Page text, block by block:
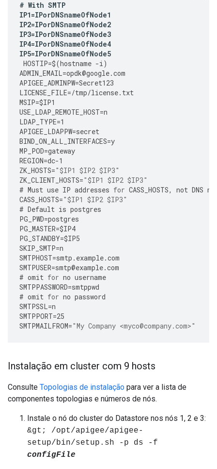
# With SMTP
IP1=IPorDNSnameOfNode1
IP2=IPorDNSnameOfNode2
IP3=IPorDNSnameOfNode3
IP4=IPorDNSnameOfNode4
IP5=IPorDNSnameOfNode5
HOSTIP=$(hostname -i)
ADMIN_EMAIL=opdk@google.com
APIGEE_ADMINPW=Secret123
LICENSE_FILE=/tmp/license.txt
MSIP=$IP1
USE_LDAP_REMOTE_HOST=n
LDAP_TYPE=1
APIGEE_LDAPPW=secret
BIND_ON_ALL_INTERFACES=y
MP_POD=gateway
REGION=dc-1
ZK_HOSTS="$IP1 $IP2 $IP3"
ZK_CLIENT_HOSTS="$IP1 $IP2 $IP3"
# Must use IP addresses for CASS_HOSTS, not DNS
CASS_HOSTS="$IP1 $IP2 $IP3"
# Default is postgres
PG_PWD=postgres
PG_MASTER=$IP4
PG_STANDBY=$IP5
SKIP_SMTP=n
SMTPHOST=smtp . example.com
SMTPUSER=smtp@example.com
# omit for no username
SMTPPASSWORD=smtppwd
# omit for no password
SMTPSSL=n
SMTPPORT=25
SMTPMAILFROM="My Company <myco@company.com>"
Instalação em cluster com 9 hosts
Consulte Topologias de instalação para ver a lista de
componentes topologias e números de nós.
Instale o nó do cluster do Datastore nos nós 1, 2 e 3:
&gt; /opt/apigee/apigee-
setup/bin/setup.sh -p ds -f
configFile